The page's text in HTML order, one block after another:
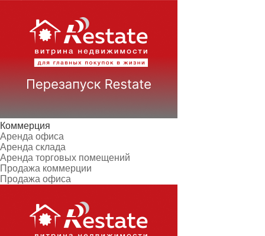
Коммерция
Аренда офиса
Аренда склада
Аренда торговых помещений
Продажа коммерции
Продажа офиса